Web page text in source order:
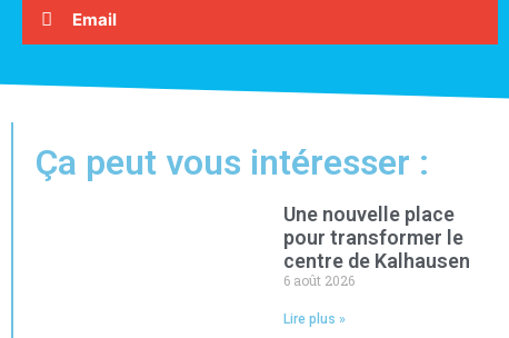
Email
Ça peut vous intéresser :
Une nouvelle place
pour transformer le
centre de Kalhausen
6 août 2026
Lire plus »